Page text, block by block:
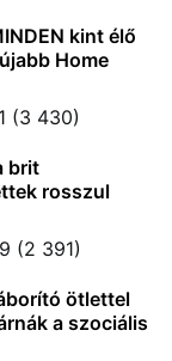
kint élő
Home
(3 430)
brit
rosszul
(2 391)
ötlettel
a szociális